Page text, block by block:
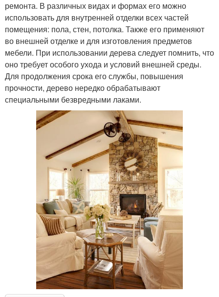
ремонта. В различных видах и формах его можно
использовать для внутренней отделки всех частей
помещения: пола, стен, потолка. Также его применяют
во внешней отделке и для изготовления предметов
мебели. При использовании дерева следует помнить, что
оно требует особого ухода и условий внешней среды.
Для продолжения срока его службы, повышения
прочности, дерево нередко обрабатывают
специальными безвредными лаками.